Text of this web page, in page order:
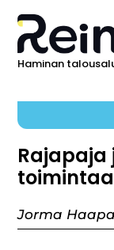
Haminan
Rajapaja
Jorma